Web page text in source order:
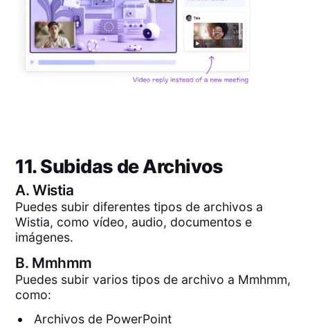
11. Subidas de Archivos
A.Wistia
Puedes subir diferentes tipos de archivos a
Wistia, como vídeo, audio, documentos e
imágenes.
B. Mmhmm
Puedes subir varios tipos de archivo a Mmhmm,
como:
Archivos de PowerPoint